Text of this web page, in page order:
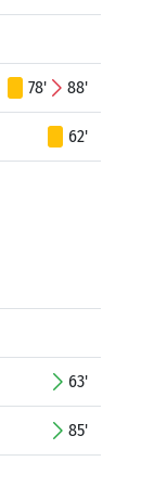
78' 88'
62'
63'
85'